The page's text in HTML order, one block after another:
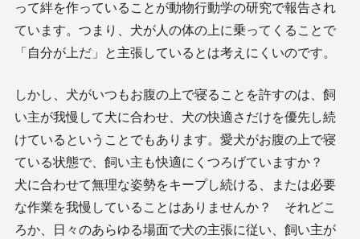
って絆を作っていることが動物行動学の研究で報告され
ています。つまり、犬が人の体の上に乗ってくることで
「自分が上だ」と主張しているとは考えにくいのです。
しかし、犬がいつもお腹の上で寝ることを許すのは、飼
い主が我慢して犬に合わせ、犬の快適さだけを優先し続
けているということでもあります。愛犬がお腹の上で寝
ている状態で、飼い主も快適にくつろげていますか？
犬に合わせて無理な姿勢をキープし続ける、または必要
な作業を我慢していることはありませんか？ それどこ
ろか、日々のあらゆる場面で犬の主張に従い、飼い主が